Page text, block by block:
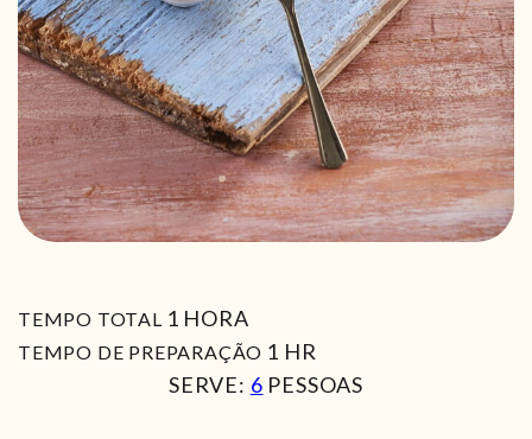
TEMPO TOTAL 1 HORA
HORA
TEMPO DE PREPARAÇÃO 1 HORA
HR
SERVE: 6 PESSOAS